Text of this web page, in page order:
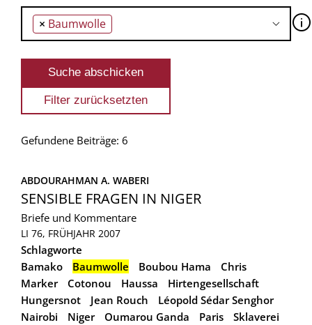
× Baumwolle 🛈
Gefundene Beiträge: 6
ABDOURAHMAN A. WABERI
SENSIBLE FRAGEN IN NIGER
Briefe und Kommentare
LI 76, FRÜHJAHR 2007
Schlagworte
Bamako
Baumwolle Boubou Hama
Chris
Marker
Cotonou Haussa
Hirtengesellschaft
Hungersnot
Jean Rouch
Léopold Sédar Senghor
Nairobi
Niger Oumarou Ganda Paris
Sklaverei